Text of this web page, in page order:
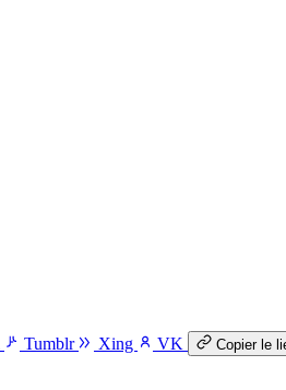
Tumblr Xing VK Copier le